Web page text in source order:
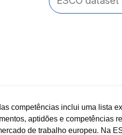
competências inclui uma lista
aptidões e competências
de trabalho europeu. Na